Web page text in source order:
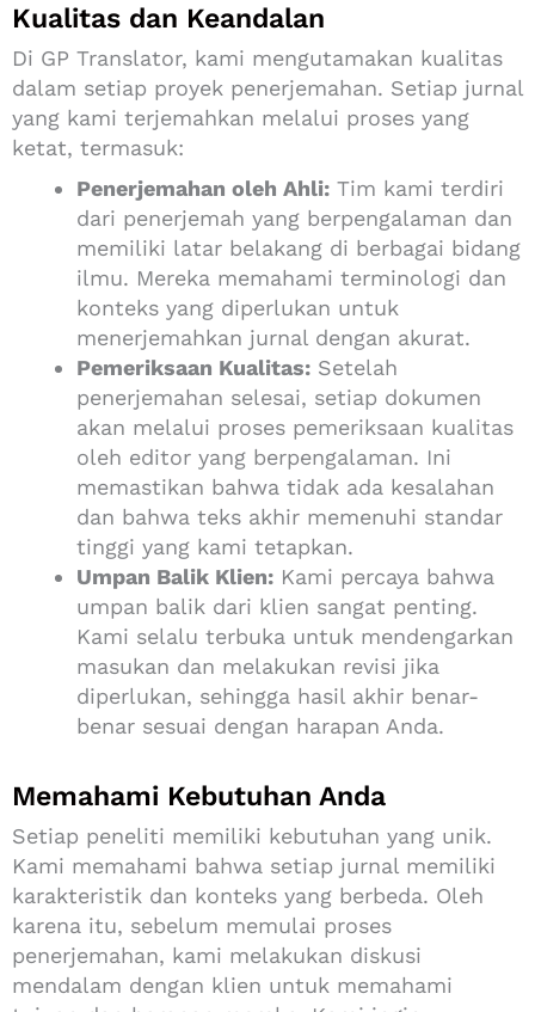
Kualitas dan Keandalan
Di GP Translator, kami mengutamakan kualitas
dalam setiap proyek penerjemahan. Setiap jurnal
yang kami terjemahkan melalui proses yang
ketat, termasuk:
Penerjemahan oleh Ahli: Tim kami terdiri
dari penerjemah yang berpengalaman dan
memiliki latar belakang di berbagai bidang
ilmu. Mereka memahami terminologi dan
konteks yang diperlukan untuk
menerjemahkan jurnal dengan akurat.
Pemeriksaan Kualitas: Setelah
penerjemahan selesai, setiap dokumen
akan melalui proses pemeriksaan kualitas
oleh editor yang berpengalaman. Ini
memastikan bahwa tidak ada kesalahan
dan bahwa teks akhir memenuhi standar
tinggi yang kami tetapkan.
Umpan Balik Klien: Kami percaya bahwa
umpan balik dari klien sangat penting.
Kami selalu terbuka untuk mendengarkan
masukan dan melakukan revisi jika
diperlukan, sehingga hasil akhir benar-
benar sesuai dengan harapan Anda.
Memahami Kebutuhan Anda
Setiap peneliti memiliki kebutuhan yang unik.
Kami memahami bahwa setiap jurnal memiliki
karakteristik dan konteks yang berbeda. Oleh
karena itu, sebelum memulai proses
penerjemahan, kami melakukan diskusi
mendalam dengan klien untuk memahami